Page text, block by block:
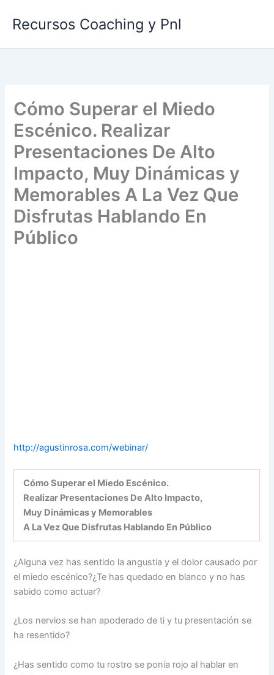
Recursos Coaching y Pnl
Cómo Superar el Miedo
Escénico. Realizar
Presentaciones De Alto
Impacto, Muy Dinámicas y
Memorables A La Vez Que
Disfrutas Hablando En
Público
http://agustinrosa.com/webinar/
Cómo Superar el Miedo Escénico.
Realizar Presentaciones De Alto Impacto,
Muy Dinámicas y Memorables
A La Vez Que Disfrutas Hablando En Público
¿Alguna vez has sentido la angustia y el dolor causado por
el miedo escénico?¿Te has quedado en blanco y no has
sabido como actuar?
¿Los nervios se han apoderado de ti y tu presentación se
ha resentido?
¿Has sentido como tu rostro se ponía rojo al hablar en